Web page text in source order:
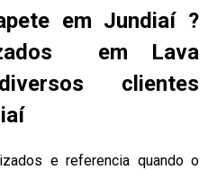
em Jundiaí ?
em Lava
clientes
e referencia quando o